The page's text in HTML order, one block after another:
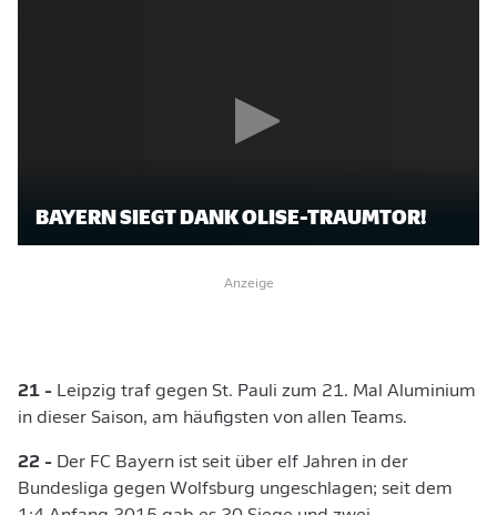
BAYERN SIEGT DANK OLISE-TRAUMTOR!
Anzeige
21 - Leipzig traf gegen St. Pauli zum 21. Mal Aluminium
in dieser Saison, am häufigsten von allen Teams.
22 - Der FC Bayern ist seit über elf Jahren in der
Bundesliga gegen Wolfsburg ungeschlagen; seit dem